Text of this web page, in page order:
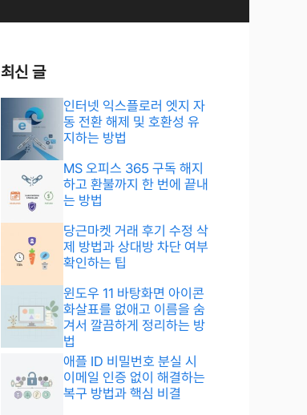
최신 글
인터넷 익스플로러 엣지 자
동 전환 해제 및 호환성 유
지하는 방법
MS 오피스 365 구독 해지
하고 환불까지 한 번에 끝내
는 방법
당근마켓 거래 후기 수정 삭
제 방법과 상대방 차단 여부
확인하는 팁
윈도우 11 바탕화면 아이콘
화살표를 없애고 이름을 숨
겨서 깔끔하게 정리하는 방
법
애플 ID 비밀번호 분실 시
이메일 인증 없이 해결하는
복구 방법과 핵심 비결